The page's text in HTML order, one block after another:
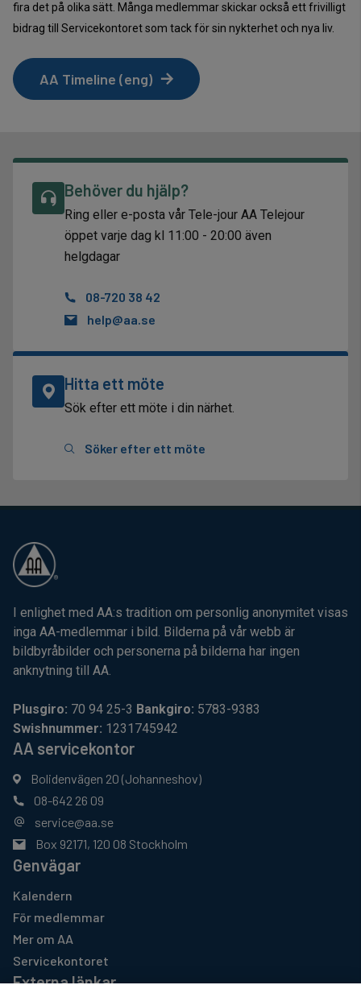
fira det på olika sätt. Många medlemmar skickar också ett frivilligt
bidrag till Servicekontoret som tack för sin nykterhet och nya liv.
AA Timeline (eng)
Behöver du hjälp?
Ring eller e-posta vår Tele-jour AA Telejour
öppet varje dag kl 11:00 - 20:00 även
helgdagar
08-720 38 42
help@aa.se
Hitta ett möte
Sök efter ett möte i din närhet.
Söker efter ett möte
I enlighet med AA:s tradition om personlig anonymitet visas
inga AA-medlemmar i bild. Bilderna på vår webb är
bildbyråbilder och personerna på bilderna har ingen
anknytning till AA.
Plusgiro: 70 94 25-3 Bankgiro: 5783-9383
Swishnummer: 1231745942
AA servicekontor
Bolidenvägen 20 (Johanneshov)
08-642 26 09
service@aa.se
Box 92171, 120 08 Stockholm
Genvägar
Kalendern
För medlemmar
Mer om AA
Servicekontoret